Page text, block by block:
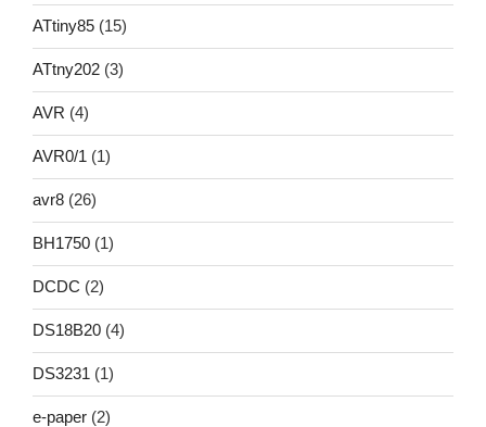
ATtiny85 (15)
ATtny202 (3)
AVR (4)
AVR0/1 (1)
avr8 (26)
BH1750 (1)
DCDC (2)
DS18B20 (4)
DS3231 (1)
e-paper (2)